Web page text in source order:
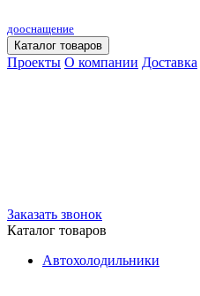
дооснащение
Каталог товаров
Проекты О компании Доставка
Заказать звонок
Каталог товаров
Автохолодильники